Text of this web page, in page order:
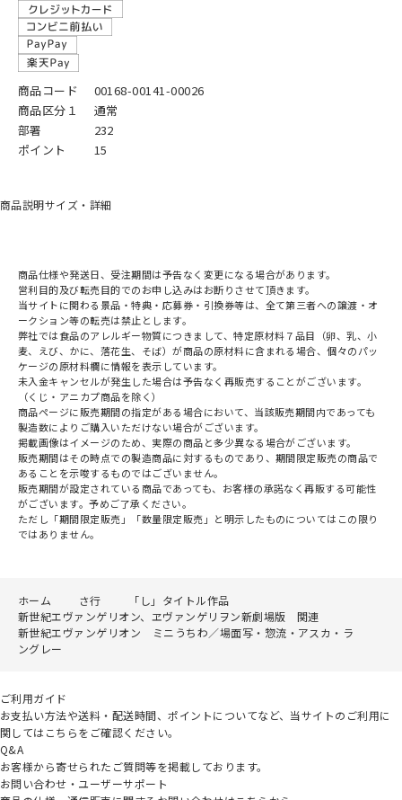
商品コード
00168-00141-00026
商品区分１
通常
部署
232
ポイント
15
商品説明サイズ・詳細
商品仕様や発送日、受注期間は予告なく変更になる場合があります。
営利目的及び転売目的でのお申し込みはお断りさせて頂きます。
当サイトに関わる景品・特典・応募券・引換券等は、全て第三者への譲渡・オ
ークション等の転売は禁止とします。
弊社では食品のアレルギー物質につきまして、特定原材料７品目（卵、乳、小
麦、えび、かに、落花生、そば）が商品の原材料に含まれる場合、個々のパッ
ケージの原材料欄に情報を表示しています。
未入金キャンセルが発生した場合は予告なく再販売することがございます。
（くじ・アニカプ商品を除く）
商品ページに販売期間の指定がある場合において、当該販売期間内であっても
製造数によりご購入いただけない場合がございます。
掲載画像はイメージのため、実際の商品と多少異なる場合がございます。
販売期間はその時点での製造商品に対するものであり、期間限定販売の商品で
あることを示唆するものではございません。
販売期間が設定されている商品であっても、お客様の承諾なく再販する可能性
がございます。予めご了承ください。
ただし「期間限定販売」「数量限定販売」と明示したものについてはこの限り
ではありません。
ホーム さ行
「し」タイトル作品
新世紀エヴァンゲリオン、ヱヴァンゲリヲン新劇場版 関連
新世紀エヴァンゲリオン ミニうちわ／場面写・惣流・アスカ・ラ
ングレー
ご利用ガイド
お支払い方法や送料・配送時間、ポイントについてなど、当サイトのご利用に
関してはこちらをご確認ください。
Q&A
お客様から寄せられたご質問等を掲載しております。
お問い合わせ・ユーザーサポート